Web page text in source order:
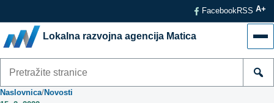
FacebookRSS A+
Lokalna razvojna agencija Matica
Naslovnica/Novosti